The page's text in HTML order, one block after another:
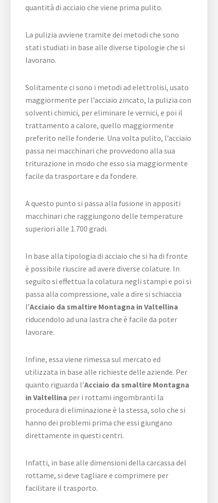
quantità di acciaio che viene prima pulito.
La pulizia avviene tramite dei metodi che sono
stati studiati in base alle diverse tipologie che si
lavorano.
Solitamente ci sono i metodi ad elettrolisi, usato
maggiormente per l’acciaio zincato, la pulizia con
solventi chimici, per eliminare le vernici, e poi il
trattamento a calore, quello maggiormente
preferito nelle fonderie. Una volta pulito, l’acciaio
passa nei macchinari che provvedono alla sua
triturazione in modo che esso sia maggiormente
facile da trasportare e da fondere.
A questo punto si passa alla fusione in appositi
macchinari che raggiungono delle temperature
superiori alle 1.700 gradi.
In base alla tipologia di acciaio che si ha di fronte
è possibile riuscire ad avere diverse colature. In
seguito si effettua la colatura negli stampi e poi si
passa alla compressione, vale a dire si schiaccia
l’Acciaio da smaltire Montagna in Valtellina
riducendolo ad una lastra che è facile da poter
lavorare.
Infine, essa viene rimessa sul mercato ed
utilizzata in base alle richieste delle aziende. Per
quanto riguarda l’Acciaio da smaltire Montagna
in Valtellina per i rottami ingombranti la
procedura di eliminazione è la stessa, solo che si
hanno dei problemi prima che essi giungano
direttamente in questi centri.
Infatti, in base alle dimensioni della carcassa del
rottame, si deve tagliare e comprimere per
facilitare il trasporto.